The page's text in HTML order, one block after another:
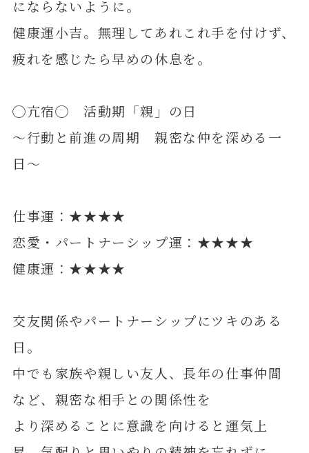
にならないように。
健康運小吉。無理してあれこれ手を付けず、
疲れを感じたら早めの休息を。
◯亢宿◯ 活動期「親」の日
～行動と前進の周期 親密な仲を深める一
日～
仕事運：★★★★
恋愛・パートナーシップ運：★★★★
健康運：★★★★
交友関係やパートナーシップにツキのある
日。
中でも家族や親しい友人、長年の仕事仲間
など、親密な相手との関係性を
より深めることに意識を向けると運気上